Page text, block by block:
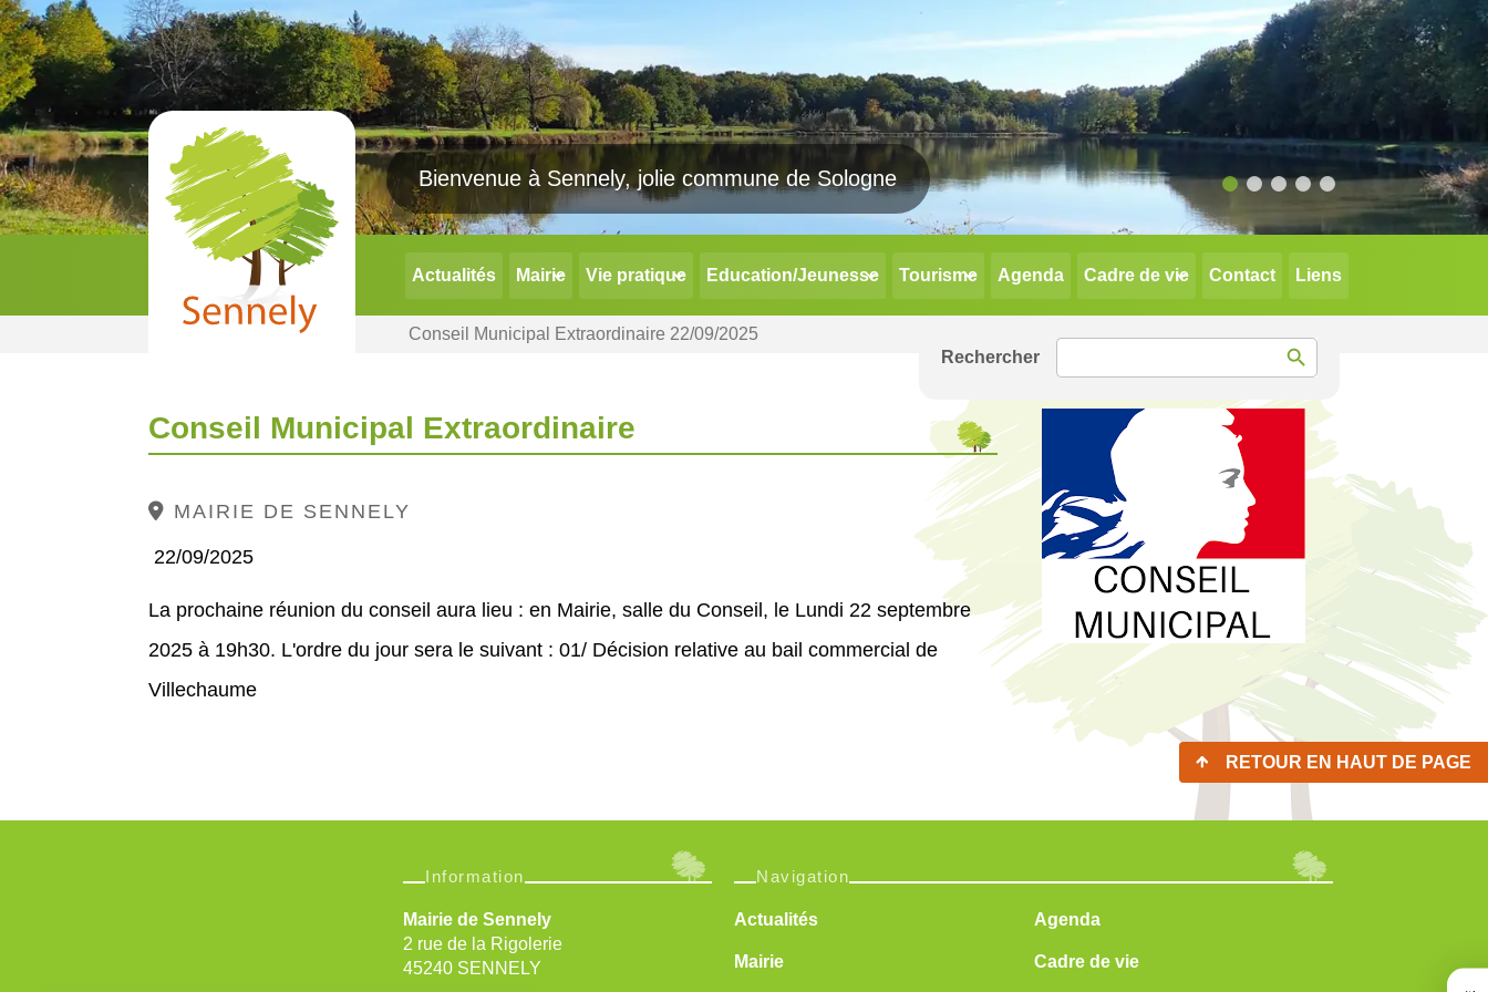
Actualités Mairie Vie pratique Education/Jeunesse Tourisme Agenda Cadre de vie Contact Liens
Conseil Municipal Extraordinaire 22/09/2025
Search
Search Button
Conseil Municipal Extraordinaire
MAIRIE DE SENNELY
22/09/2025
La prochaine réunion du conseil aura lieu : en Mairie, salle du Conseil, le Lundi 22 septembre
2025 à 19h30. L'ordre du jour sera le suivant : 01/ Décision relative au bail commercial de
Villechaume
RETOUR EN HAUT DE PAGE
Information Navigation
Mairie de Sennely
2 rue de la Rigolerie
45240 SENNELY
Actualités
Mairie
Agenda
Cadre de vie